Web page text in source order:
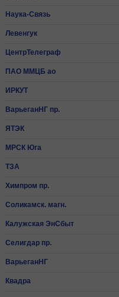
Наука-Связь
Левенгук
ЦентрТелеграф
ПАО ММЦБ ао
ИРКУТ
ВарьеганHГ пр.
ЯТЭК
МРСК Юга
ТЗА
Химпром пр.
Соликамск. магн.
Калужская ЭнСбыт
Селигдар пр.
ВарьеганHГ
Квадра